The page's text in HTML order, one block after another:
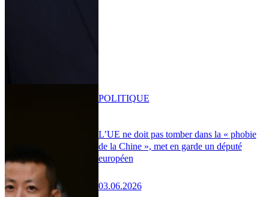
L’UE ne doit pas tomber dans la « phobie
de la Chine », met en garde un député
européen
03.06.2026
POLITIQUE